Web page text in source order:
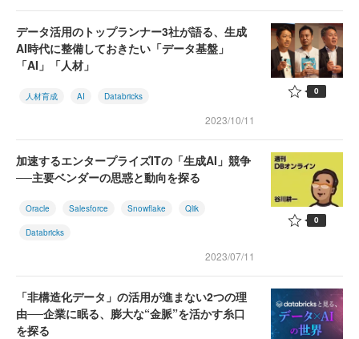
データ活用のトップランナー3社が語る、生成
AI時代に整備しておきたい「データ基盤」
「AI」「人材」
人材育成 AI Databricks
2023/10/11
0
加速するエンタープライズITの「生成AI」競争
──主要ベンダーの思惑と動向を探る
Oracle Salesforce Snowflake Qlik
Databricks
2023/07/11
0
「非構造化データ」の活用が進まない2つの理
由──企業に眠る、膨大な“金脈”を活かす糸口
を探る